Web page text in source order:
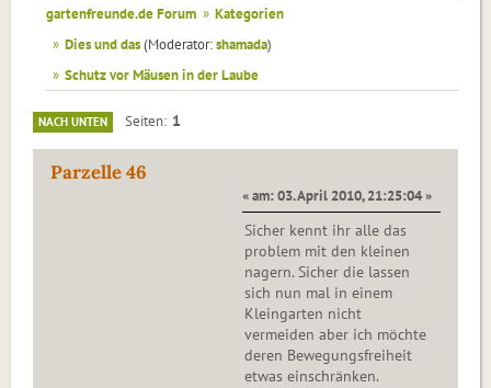
gartenfreunde.de Forum » Kategorien
» Dies und das(Moderator:shamada)
» Schutz vor Mäusen in der Laube
NACH UNTEN Seiten 1
Parzelle 46
« am: 03. April 2010, 21:25:04 »
Sicher kennt ihr alle das
problem mit den kleinen
nagern. Sicher die lassen
sich nun mal in einem
Kleingarten nicht
vermeiden aber ich möchte
deren Bewegungsfreiheit
etwas einschränken.